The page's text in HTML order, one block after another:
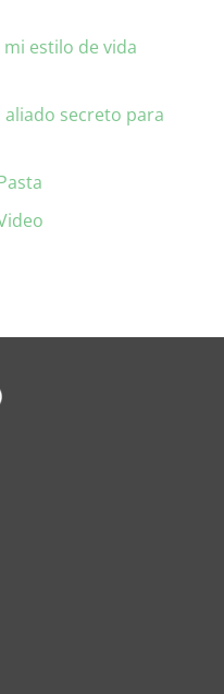
estilo de vida
aliado secreto para